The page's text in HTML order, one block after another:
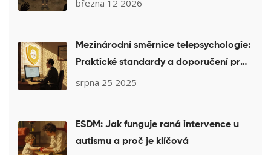
března 12 2026
Mezinárodní směrnice telepsychologie:
Praktické standardy a doporučení pro
psychology v praxi
srpna 25 2025
ESDM: Jak funguje raná intervence u
autismu a proč je klíčová